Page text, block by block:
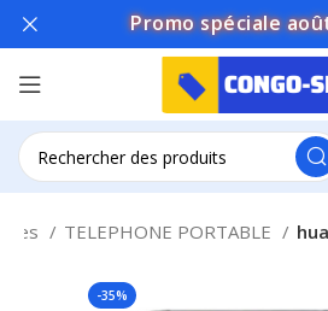
TELEPHONE PORTABLE
-35%
Promo spéciale